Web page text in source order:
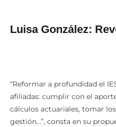
Luisa González:
“Reformar a profundidad el
afiliadas: cumplir con el
cálculos actuariales, tomar
gestión…”, consta en su